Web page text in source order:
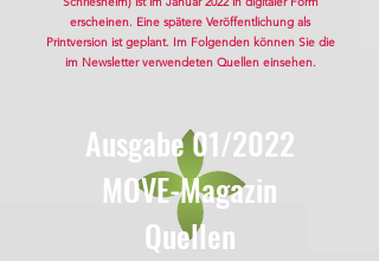
erscheinen. Eine spätere Veröffentlichung als
Printversion ist geplant. Im Folgenden können Sie die
im Newsletter verwendeten Quellen einsehen.
Ausgabe 01/2022
MOVE-Magazin
Quellen